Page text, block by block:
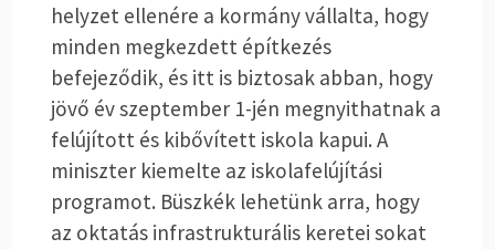
helyzet ellenére a kormány vállalta, hogy
minden megkezdett építkezés
befejeződik, és itt is biztosak abban, hogy
jövő év szeptember 1-jén megnyithatnak a
felújított és kibővített iskola kapui. A
miniszter kiemelte az iskolafelújítási
programot. Büszkék lehetünk arra, hogy
az oktatás infrastrukturális keretei sokat